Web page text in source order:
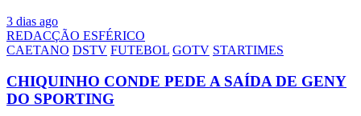
3 dias ago
REDACÇÃO ESFÉRICO
CAETANO DSTV FUTEBOL GOTV STARTIMES
CHIQUINHO CONDE PEDE A SAÍDA DE GENY
DO SPORTING